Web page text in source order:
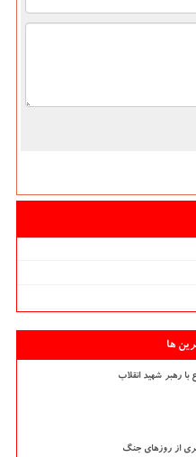
ها
با رهبر شهید انقلاب
از روزهای جنگ